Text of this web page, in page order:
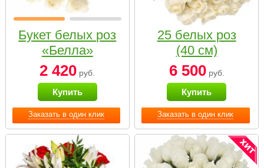
Заказать в один клик
Букет белых роз
«Белла»
2 420 руб.
Купить
Заказать в один клик
25 белых роз
(40 см)
6 500руб.
Купить